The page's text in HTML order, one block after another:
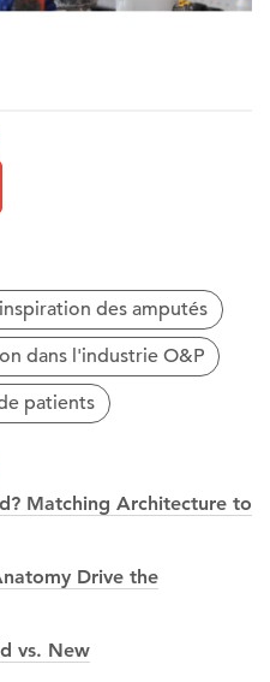
des amputés
dans l'industrie O&P
patients
Matching Architecture to
Drive the
vs. New